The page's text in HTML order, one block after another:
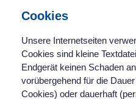
Cookies
Unsere Internetseiten
Cookies sind kleine
Endgerät keinen Schaden
vorübergehend für die
Cookies) oder dauerhaft